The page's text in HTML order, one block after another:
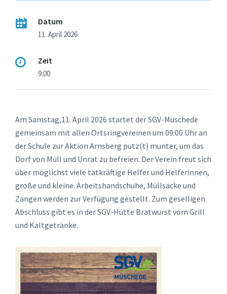
Datum
11. April 2026
Zeit
9:00
Am Samstag,11. April 2026 startet der SGV-Müschede
gemeinsam mit allen Ortsringvereinen um 09:00 Uhr an
der Schule zur Aktion Arnsberg putz(t) munter, um das
Dorf von Müll und Unrat zu befreien. Der Verein freut sich
über möglichst viele tatkräftige Helfer und Helferinnen,
große und kleine. Arbeitshandschuhe, Müllsäcke und
Zangen werden zur Verfügung gestellt. Zum geselligen
Abschluss gibt es in der SGV-Hütte Bratwurst vom Grill
und Kaltgetränke.